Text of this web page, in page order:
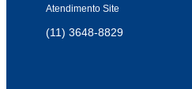
Atendimento Site
(11) 3648-8829